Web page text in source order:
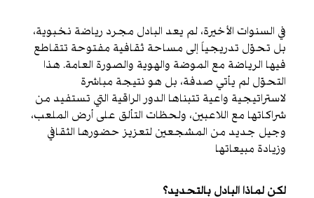
في السنوات الأخيرة، لم يعد البادل مجرد رياضة نخبوية،
بل تحوّل تدريجياً إلى مساحة ثقافية مفتوحة تتقاطع
فيها الرياضة مع الموضة والهوية والصورة العامة. هذا
التحوّل لم يأتي صدفة، بل هو نتيجة مباشرة
لاستراتيجية واعية تتبناها الدور الراقية التي تستفيد من
شراكاتها مع اللاعبين، ولحظات التألق على أرض الملعب،
وجيل جديد من المشجعين لتعزيز حضورها الثقافي
وزيادة مبيعاتها
لكن لماذا البادل بالتحديد؟